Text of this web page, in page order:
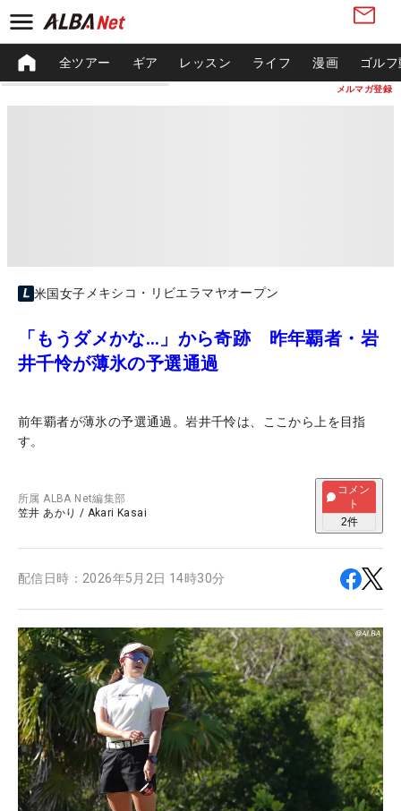
メルマガ登録
全ツアー ギア レッスン ライフ 漫画 ゴル
米国女子 メキシコ・リビエラマヤオープン
「もうダメかな…」から奇跡 昨年覇者・岩
井千怜が薄氷の予選通過
前年覇者が薄氷の予選通過。岩井千怜は、ここから上を目指
す。
所属ALBA Net編集部
笠井 あかり / Akari Kasai
コメン
ト
2件
配信日時： 2026年5月2日 14時30分